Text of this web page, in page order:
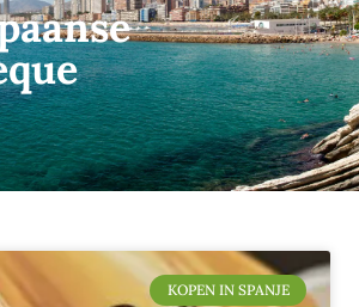
KOPEN IN SPANJE